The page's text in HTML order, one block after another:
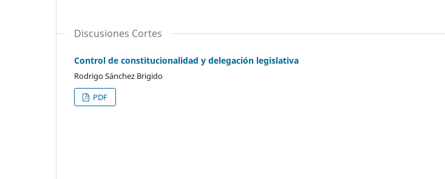
Discusiones Cortes
Control de constitucionalidad y delegación legislativa
Rodrigo Sánchez Brigido
PDF